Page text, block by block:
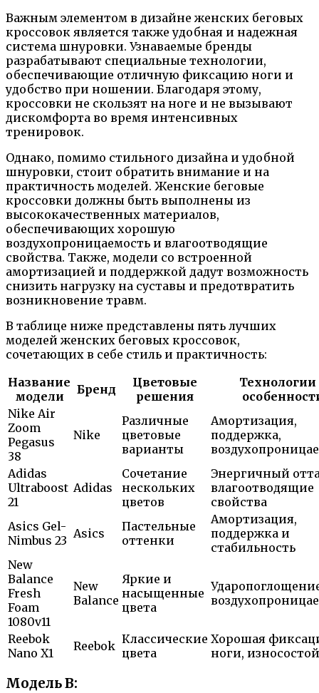
Важным элементом в дизайне женских беговых
кроссовок является также удобная и надежная
система шнуровки. Узнаваемые бренды
разрабатывают специальные технологии,
обеспечивающие отличную фиксацию ноги и
удобство при ношении. Благодаря этому,
кроссовки не скользят на ноге и не вызывают
дискомфорта во время интенсивных
тренировок.
Однако, помимо стильного дизайна и удобной
шнуровки, стоит обратить внимание и на
практичность моделей. Женские беговые
кроссовки должны быть выполнены из
высококачественных материалов,
обеспечивающих хорошую
воздухопроницаемость и влагоотводящие
свойства. Также, модели со встроенной
амортизацией и поддержкой дадут возможность
снизить нагрузку на суставы и предотвратить
возникновение травм.
В таблице ниже представлены пять лучших
моделей женских беговых кроссовок,
сочетающих в себе стиль и практичность:
Название
модели
Бренд
Цветовые
решения
Технологии
Nike Air
Zoom
Pegasus
38
Nike
Различные
цветовые
варианты
Амортизация,
поддержка,
Adidas
Ultraboost
21
Adidas
Сочетание
нескольких
цветов
Энергичный
влагоотводящие
свойства
Asics Gel-
Nimbus 23 Asics
Пастельные
оттенки
Амортизация,
поддержка и
стабильность
New
Balance
Fresh
Foam
1080v11
New
Balance
Яркие и
насыщенные
цвета
Reebok
Nano X1
Reebok Классические
цвета
Хорошая
ноги,
Модель B: